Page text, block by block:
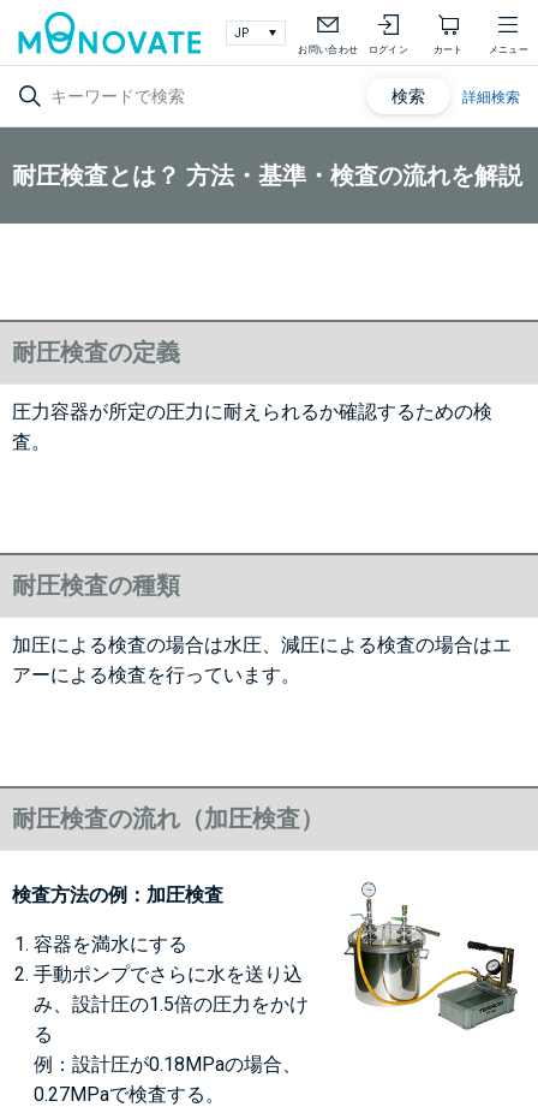
お問い合わせ ログイン カート メニュー
検索 詳細検索
耐圧検査とは？ 方法・基準・検査の流れを解説
耐圧検査の定義
圧力容器が所定の圧力に耐えられるか確認するための検
査。
耐圧検査の種類
加圧による検査の場合は水圧、減圧による検査の場合はエ
アーによる検査を行っています。
耐圧検査の流れ（加圧検査）
検査方法の例：加圧検査
容器を満水にする
手動ポンプでさらに水を送り込
み、設計圧の1.5倍の圧力をかけ
る
例：設計圧が0.18MPaの場合、
0.27MPaで検査する。